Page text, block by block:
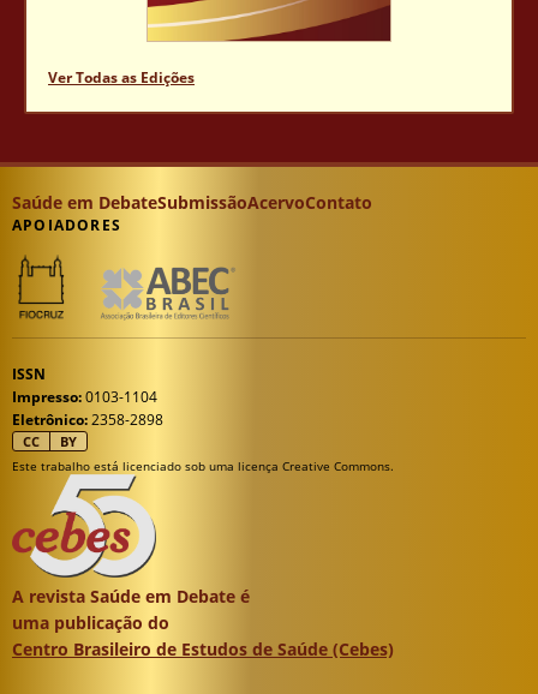
Ver Todas as Edições
Saúde em DebateSubmissãoAcervoContato
APOIADORES
ISSN
Impresso:0103-1104
Eletrônico:2358-2898
CC BY
Este trabalho está licenciado sob uma licença Creative Commons.
A revista Saúde em Debate é
uma publicação do
Centro Brasileiro de Estudos de Saúde (Cebes)